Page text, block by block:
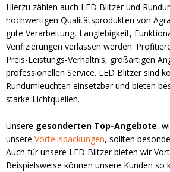
Hierzu zählen auch LED Blitzer und
hochwertigen Qualitätsprodukten von
gute Verarbeitung, Langlebigkeit,
Verifizierungen verlassen werden.
Preis-Leistungs-Verhältnis, großartigen
professionellen Service. LED Blitzer sind
Rundumleuchten einsetzbar und bieten
starke Lichtquellen.
Unsere gesonderten Top-Angebote,
unsere Vorteilspackungen, sollten
Auch für unsere LED Blitzer bieten wir
Beispielsweise können unsere Kunden so